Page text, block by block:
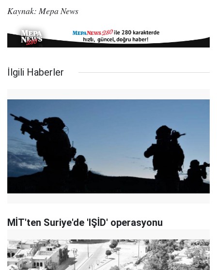
Kaynak: Mepa News
İlgili Haberler
MİT'ten Suriye'de 'IŞİD' operasyonu